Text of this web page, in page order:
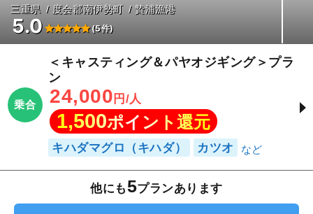
三重県 度会郡南伊勢町 贄浦漁港
5.0 (5件)
乗合
＜キャスティング＆パヤオジギング＞プラ
ン
24,000 円/人
1,500ポイント還元
キハダマグロ（キハダ） カツオ
他にも5プランあります